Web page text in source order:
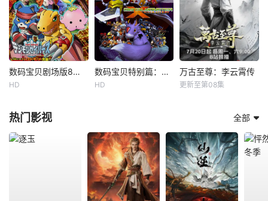
数码宝贝剧场版8：究极力量！爆裂模式发动
HD
数码宝贝特别篇：X进化
HD
万古至尊：李云霄传
更新至第08集
热门影视 全部